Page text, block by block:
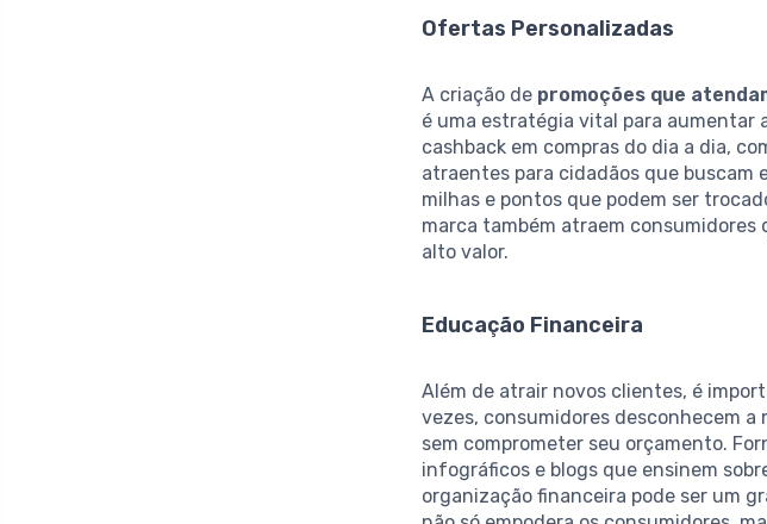
Ofertas Personalizadas
A criação de promoções que
é uma estratégia vital para aumentar
cashback em compras do dia a dia,
atraentes para cidadãos que buscam
milhas e pontos que podem ser
marca também atraem
alto valor.
Educação Financeira
Além de atrair novos clientes, é
vezes, consumidores desconhecem
sem comprometer seu orçamento.
infográficos e blogs que ensinem
organização financeira pode ser um